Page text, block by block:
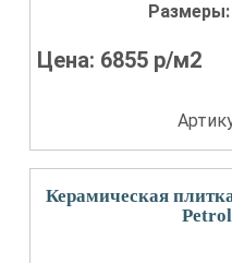
Размеры:
Цена: 6855 р/м2
Керамическая